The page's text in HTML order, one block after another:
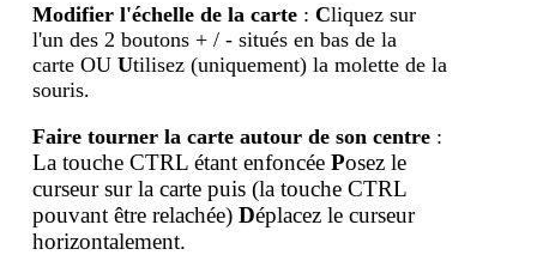
Modifier l'échelle de la carte :Cliquez sur
l'un des 2 boutons + / - situés en bas de la
carte OUUtilisez (uniquement) la molette de la
souris.
Faire tourner la carte autour de son centre :
La touche CTRL étant enfoncéePosez le
curseur sur la carte puis (la toucheCTRL
pouvant être relachée)Déplacez le curseur
horizontalement.